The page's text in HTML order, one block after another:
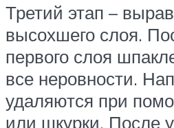
Третий этап –
высохшего слоя.
первого слоя
все неровности.
удаляются при
или шкурки. После